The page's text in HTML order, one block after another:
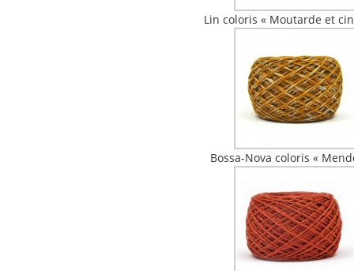
Lin coloris « Moutarde et
Bossa-Nova coloris «